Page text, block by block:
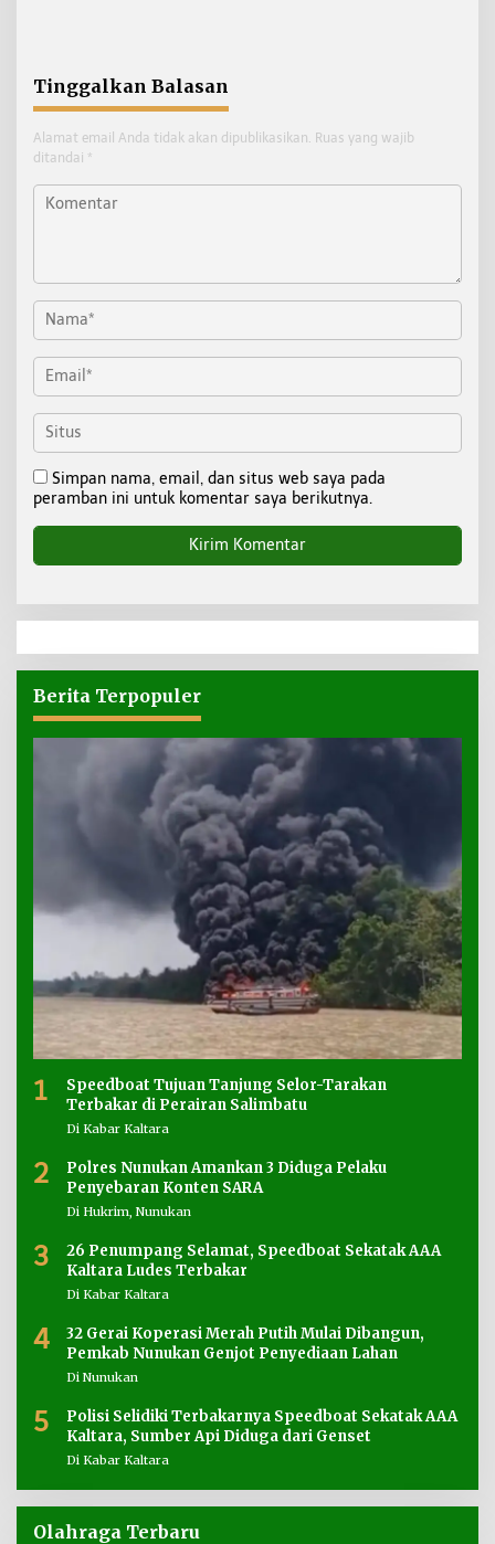
Tinggalkan Balasan
Alamat email Anda tidak akan dipublikasikan. Ruas yang wajib
ditandai *
Simpan nama, email, dan situs web saya pada
peramban ini untuk komentar saya berikutnya.
Berita Terpopuler
1
Speedboat Tujuan Tanjung Selor-Tarakan
Terbakar di Perairan Salimbatu
Di Kabar Kaltara
2
Polres Nunukan Amankan 3 Diduga Pelaku
Penyebaran Konten SARA
Di Hukrim, Nunukan
3
26 Penumpang Selamat, Speedboat Sekatak AAA
Kaltara Ludes Terbakar
Di Kabar Kaltara
4
32 Gerai Koperasi Merah Putih Mulai Dibangun,
Pemkab Nunukan Genjot Penyediaan Lahan
Di Nunukan
5
Polisi Selidiki Terbakarnya Speedboat Sekatak AAA
Kaltara, Sumber Api Diduga dari Genset
Di Kabar Kaltara
Olahraga Terbaru